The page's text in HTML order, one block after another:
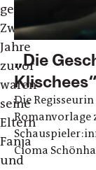
geboren.
Zwei
Jahre
zuvor
waren
seine
Eltern
Fanja
und
„Die
Klischees“
Die
Romanvorlage
Cioma